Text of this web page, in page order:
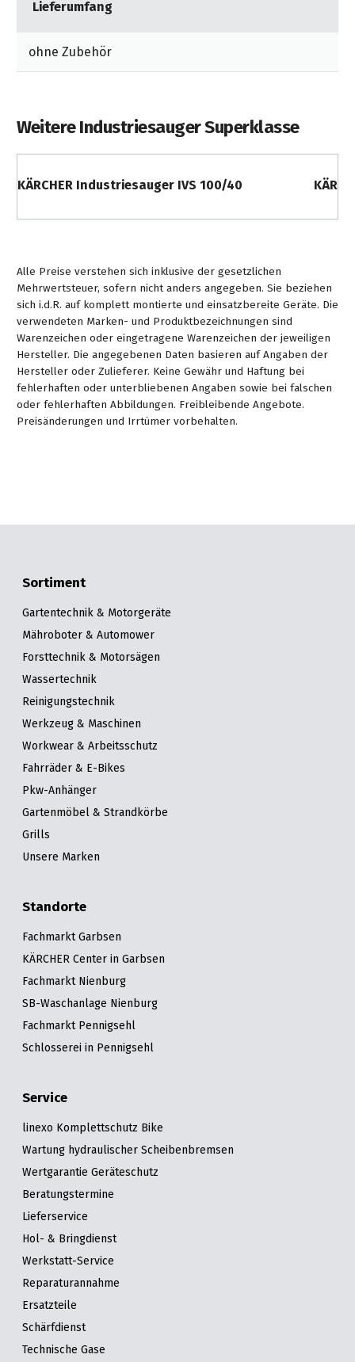
Lieferumfang
ohne Zubehör
Weitere Industriesauger Superklasse
KÄRCHER Industriesauger IVS 100/40
Alle Preise verstehen sich inklusive der gesetzlichen
Mehrwertsteuer, sofern nicht anders angegeben. Sie beziehen
sich i.d.R. auf komplett montierte und einsatzbereite Geräte. Die
verwendeten Marken- und Produktbezeichnungen sind
Warenzeichen oder eingetragene Warenzeichen der jeweiligen
Hersteller. Die angegebenen Daten basieren auf Angaben der
Hersteller oder Zulieferer. Keine Gewähr und Haftung bei
fehlerhaften oder unterbliebenen Angaben sowie bei falschen
oder fehlerhaften Abbildungen. Freibleibende Angebote.
Preisänderungen und Irrtümer vorbehalten.
Sortiment
Gartentechnik & Motorgeräte
Mähroboter & Automower
Forsttechnik & Motorsägen
Wassertechnik
Reinigungstechnik
Werkzeug & Maschinen
Workwear & Arbeitsschutz
Fahrräder & E-Bikes
Pkw-Anhänger
Gartenmöbel & Strandkörbe
Grills
Unsere Marken
Standorte
Fachmarkt Garbsen
KÄRCHER Center in Garbsen
Fachmarkt Nienburg
SB-Waschanlage Nienburg
Fachmarkt Pennigsehl
Schlosserei in Pennigsehl
Service
linexo Komplettschutz Bike
Wartung hydraulischer Scheibenbremsen
Wertgarantie Geräteschutz
Beratungstermine
Lieferservice
Hol- & Bringdienst
Werkstatt-Service
Reparaturannahme
Ersatzteile
Schärfdienst
Technische Gase